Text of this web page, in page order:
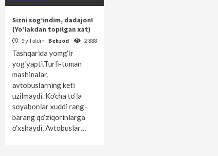
Sizni sog‘indim, dadajon!
(Yo‘lakdan topilgan xat)
9 yil oldin Behzod 2 888
Tashqarida yomg‘ir
yog‘yapti.Turli-tuman
mashinalar,
avtobuslarning keti
uzilmaydi. Ko‘cha to‘la
soyabonlar xuddi rang-
barang qo‘ziqorinlarga
o‘xshaydi. Avtobuslar…